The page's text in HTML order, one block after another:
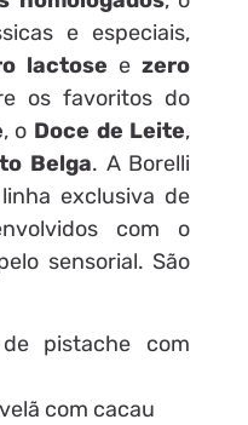
e especiais,
lactose ezero
os favoritos do
, o Doce de Leite,
Belga. A Borelli
exclusiva de
com o
sensorial. São
pistache com
com cacau